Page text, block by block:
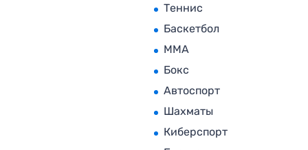
Теннис
Баскетбол
MMA
Бокс
Автоспорт
Шахматы
Киберспорт